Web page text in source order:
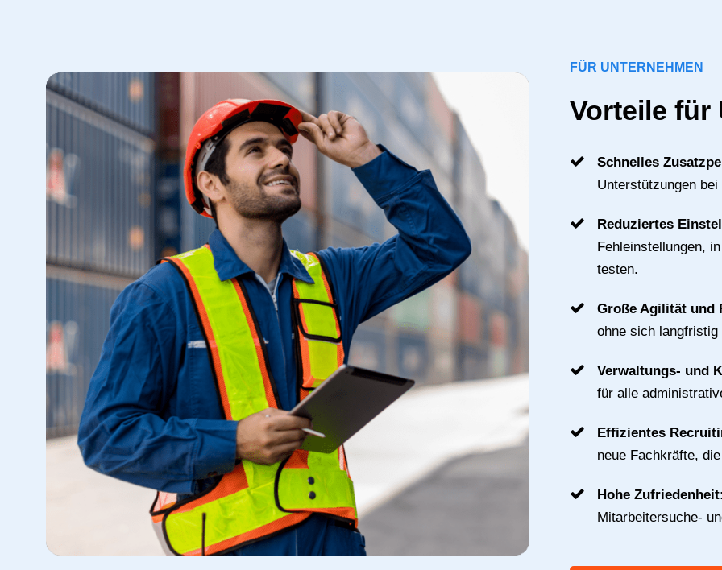
FÜR UNTERNEHMEN
Vorteile für
Schnelles
Unterstützungen
Reduziertes
Fehleinstellungen,
testen.
Große Agilität und
ohne sich
Verwaltungs- und
für alle
Effizientes
neue Fachkräfte,
Hohe Zufriedenheit:
Mitarbeitersuche-